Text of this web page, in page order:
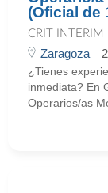
(Oficial de
CRIT INTERIM
Zaragoza
¿Tienes
inmediata? En
Operarios/as